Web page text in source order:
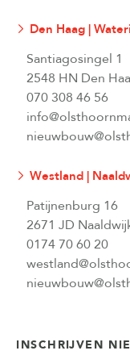
Den Haag |
Santiagosingel 1
2548 HN Den
070 308 46 56
Westland |
Patijnenburg 16
2671 JD
0174 70 60 20
INSCHRIJVEN